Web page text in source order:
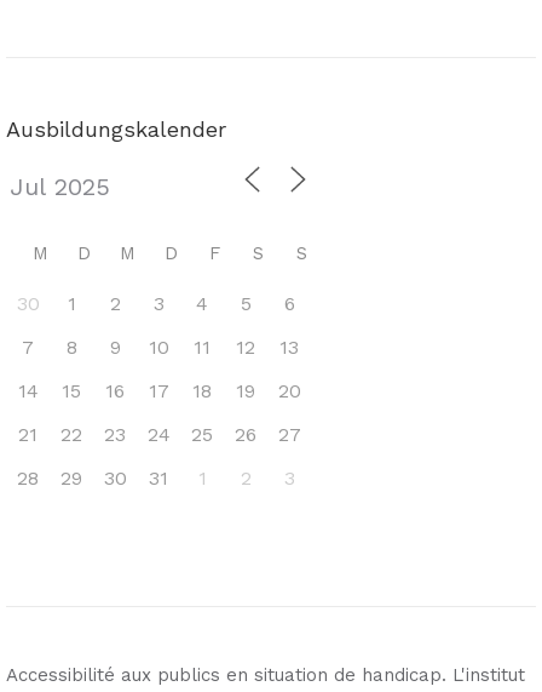
Ausbildungskalender
M D M D F S S
30 1 2 3 4 5
6
7
8 9 10 11 12
13
14
15 16 17 18 19
20
21
22 23 24 25 26
27
28
29 30 31 1 2 3
Accessibilité aux publics en situation de handicap. L'institut